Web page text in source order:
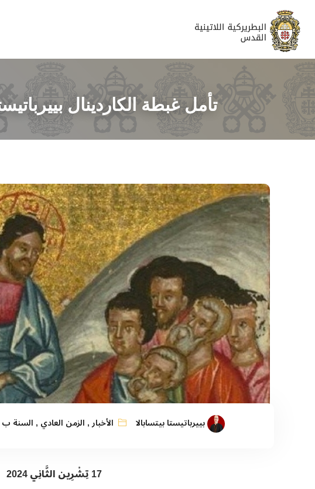
تأمل غبطة الكاردينال
بييرباتيستا بيتسابالا الأخبار, الزمن العادي , السنة ب
17تِشْرِين الثَّانِي 2024